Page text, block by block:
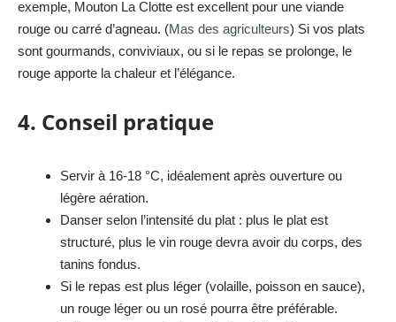
exemple, Mouton La Clotte est excellent pour une viande
rouge ou carré d’agneau. (Mas des agriculteurs) Si vos plats
sont gourmands, conviviaux, ou si le repas se prolonge, le
rouge apporte la chaleur et l’élégance.
4. Conseil pratique
Servir à 16-18 °C, idéalement après ouverture ou
légère aération.
Danser selon l’intensité du plat : plus le plat est
structuré, plus le vin rouge devra avoir du corps, des
tanins fondus.
Si le repas est plus léger (volaille, poisson en sauce),
un rouge léger ou un rosé pourra être préférable.